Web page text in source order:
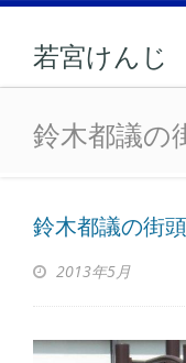
若宮けんじ
鈴木都議
鈴木都議の
鈴木都議の街
2013年5月